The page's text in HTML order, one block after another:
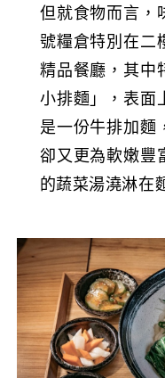
但就食物而言，
號糧倉特別在二
精品餐廳，其中
小排麵」，表面
是一份牛排加麵
卻又更為軟嫩豐
的蔬菜湯澆淋在